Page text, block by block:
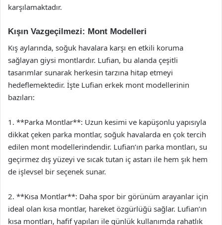
karşılamaktadır.
Kışın Vazgeçilmezi: Mont Modelleri
Kış aylarında, soğuk havalara karşı en etkili koruma
sağlayan giysi montlardır. Lufian, bu alanda çeşitli
tasarımlar sunarak herkesin tarzına hitap etmeyi
hedeflemektedir. İşte Lufian erkek mont modellerinin
bazıları:
1. **Parka Montlar**: Uzun kesimi ve kapüşonlu yapısıyla
dikkat çeken parka montlar, soğuk havalarda en çok tercih
edilen mont modellerindendir. Lufian’ın parka montları, su
geçirmez dış yüzeyi ve sıcak tutan iç astarı ile hem şık hem
de işlevsel bir seçenek sunar.
2. **Kısa Montlar**: Daha spor bir görünüm arayanlar için
ideal olan kısa montlar, hareket özgürlüğü sağlar. Lufian’ın
kısa montları, hafif yapıları ile günlük kullanımda rahatlık